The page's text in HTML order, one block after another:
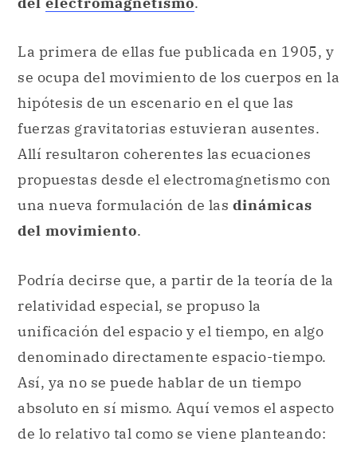
La primera de ellas fue publicada en 1905, y
se ocupa del movimiento de los cuerpos en la
hipótesis de un escenario en el que las
fuerzas gravitatorias estuvieran ausentes.
Allí resultaron coherentes las ecuaciones
propuestas desde el electromagnetismo con
una nueva formulación de las dinámicas
del movimiento.
Podría decirse que, a partir de la teoría de la
relatividad especial, se propuso la
unificación del espacio y el tiempo, en algo
denominado directamente espacio-tiempo.
Así, ya no se puede hablar de un tiempo
absoluto en sí mismo. Aquí vemos el aspecto
de lo relativo tal como se viene planteando: